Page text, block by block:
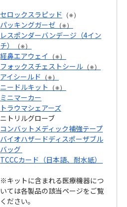
セロックスラピッド （※）
パッキングガーゼ （※）
レスポンダーバンデージ（4イン
チ）
（※）
経鼻エアウェイ （※）
フォックスチェストシール （※）
アイシールド （※）
ニードルキット （※）
ミニマーカー
トラウマシェアーズ
ニトリルグローブ
コンバットメディック補強テープ
バイオハザードディスポーザブル
バッグ
TCCCカード（日本語、耐水紙）
※キットに含まれる医療機器につ
いては各製品の該当ページをご覧
ください。